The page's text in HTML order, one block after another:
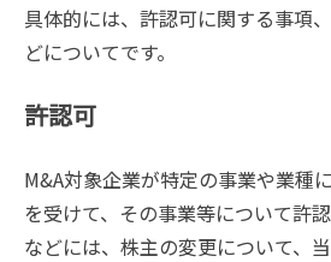
具体的には、許認可に関する事項
どについてです。
許認可
M&A対象企業が特定の事業や業種
を受けて、その事業等について許
などには、株主の変更について、